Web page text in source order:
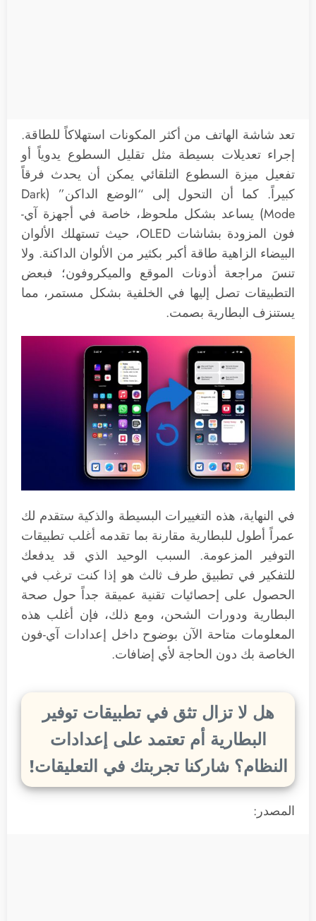
تعد شاشة الهاتف من أكثر المكونات استهلاكاً للطاقة.
إجراء تعديلات بسيطة مثل تقليل السطوع يدوياً أو
تفعيل ميزة السطوع التلقائي يمكن أن يحدث فرقاً
كبيراً. كما أن التحول إلى “الوضع الداكن” (Dark
Mode) يساعد بشكل ملحوظ، خاصة في أجهزة آي-
فون المزودة بشاشات OLED، حيث تستهلك الألوان
البيضاء الزاهية طاقة أكبر بكثير من الألوان الداكنة. ولا
تنسَ مراجعة أذونات الموقع والميكروفون؛ فبعض
التطبيقات تصل إليها في الخلفية بشكل مستمر، مما
يستنزف البطارية بصمت.
في النهاية، هذه التغييرات البسيطة والذكية ستقدم لك
عمراً أطول للبطارية مقارنة بما تقدمه أغلب تطبيقات
التوفير المزعومة. السبب الوحيد الذي قد يدفعك
للتفكير في تطبيق طرف ثالث هو إذا كنت ترغب في
الحصول على إحصائيات تقنية عميقة جداً حول صحة
البطارية ودورات الشحن، ومع ذلك، فإن أغلب هذه
المعلومات متاحة الآن بوضوح داخل إعدادات آي-فون
الخاصة بك دون الحاجة لأي إضافات.
هل لا تزال تثق في تطبيقات توفير
البطارية أم تعتمد على إعدادات
النظام؟ شاركنا تجربتك في التعليقات!
المصدر: